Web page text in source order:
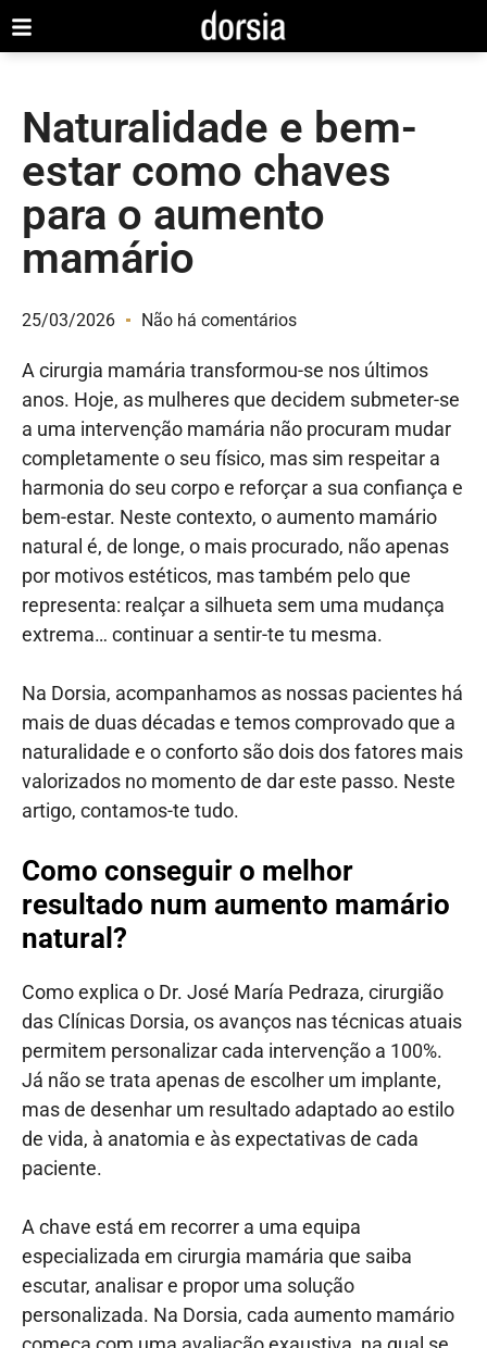
Naturalidade e bem-
estar como chaves
para o aumento
mamário
25/03/2026 Não há comentários
A cirurgia mamária transformou-se nos últimos
anos. Hoje, as mulheres que decidem submeter-se
a uma intervenção mamária não procuram mudar
completamente o seu físico, mas sim respeitar a
harmonia do seu corpo e reforçar a sua confiança e
bem-estar. Neste contexto, o aumento mamário
natural é, de longe, o mais procurado, não apenas
por motivos estéticos, mas também pelo que
representa: realçar a silhueta sem uma mudança
extrema… continuar a sentir-te tu mesma.
Na Dorsia, acompanhamos as nossas pacientes há
mais de duas décadas e temos comprovado que a
naturalidade e o conforto são dois dos fatores mais
valorizados no momento de dar este passo. Neste
artigo, contamos-te tudo.
Como conseguir o melhor
resultado num aumento mamário
natural?
Como explica o Dr. José María Pedraza, cirurgião
das Clínicas Dorsia, os avanços nas técnicas atuais
permitem personalizar cada intervenção a 100%.
Já não se trata apenas de escolher um implante,
mas de desenhar um resultado adaptado ao estilo
de vida, à anatomia e às expectativas de cada
paciente.
A chave está em recorrer a uma equipa
especializada em cirurgia mamária que saiba
escutar, analisar e propor uma solução
personalizada. Na Dorsia, cada aumento mamário